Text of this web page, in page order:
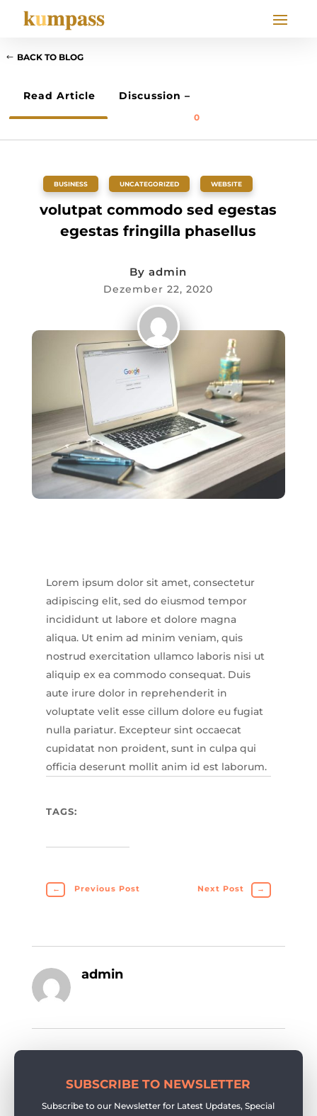
BACK TO BLOG
Read Article Discussion –
0
BUSINESS UNCATEGORIZED WEBSITE
volutpat commodo sed egestas
egestas fringilla phasellus
Byadmin
Dezember 22, 2020
Lorem ipsum dolor sit amet, consectetur
adipiscing elit, sed do eiusmod tempor
incididunt ut labore et dolore magna
aliqua. Ut enim ad minim veniam, quis
nostrud exercitation ullamco laboris nisi ut
aliquip ex ea commodo consequat. Duis
aute irure dolor in reprehenderit in
voluptate velit esse cillum dolore eu fugiat
nulla pariatur. Excepteur sint occaecat
cupidatat non proident, sunt in culpa qui
officia deserunt mollit anim id est laborum.
TAGS:
← Previous Post Next Post →
admin
SUBSCRIBE TO NEWSLETTER
Subscribe to our Newsletter for Latest Updates, Special